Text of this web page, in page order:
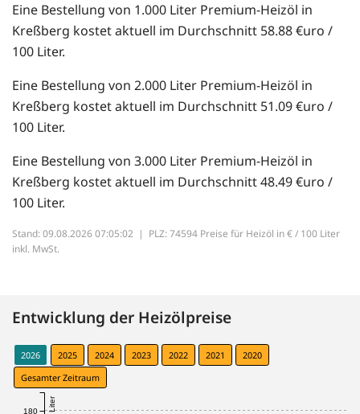
Eine Bestellung von 1.000 Liter Premium-Heizöl in
Kreßberg kostet aktuell im Durchschnitt 58.88 €uro /
100 Liter.
Eine Bestellung von 2.000 Liter Premium-Heizöl in
Kreßberg kostet aktuell im Durchschnitt 51.09 €uro /
100 Liter.
Eine Bestellung von 3.000 Liter Premium-Heizöl in
Kreßberg kostet aktuell im Durchschnitt 48.49 €uro /
100 Liter.
Stand: 09.08.2026 07:05:02 | PLZ: 74594 Preise für Heizöl in € / 100 Liter
inkl. MwSt.
Entwicklung der Heizölpreise
2026 2025 2024 2023 2022 2021
2020
Gesamter Zeitraum
180